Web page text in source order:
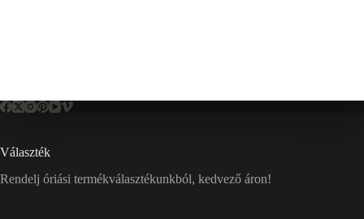
Választék
Rendelj óriási termékválasztékunkból, kedvező áron!